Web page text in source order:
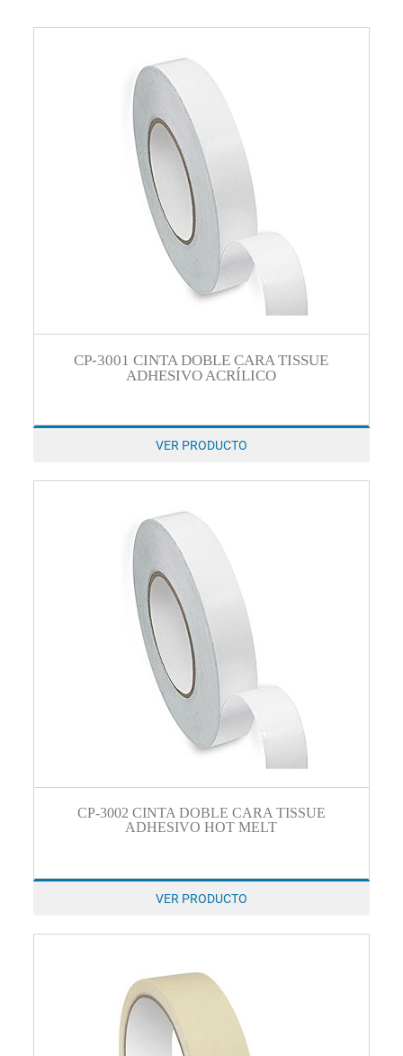
CP-3001 CINTA DOBLE CARA TISSUE
ADHESIVO ACRÍLICO
VER PRODUCTO
CP-3002 CINTA DOBLE CARA TISSUE
ADHESIVO HOT MELT
VER PRODUCTO